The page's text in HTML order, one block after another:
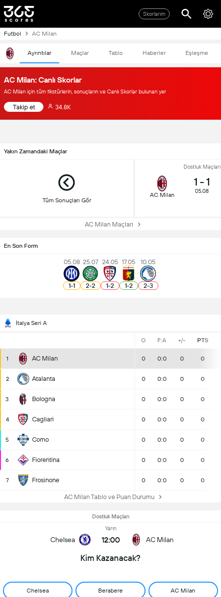
Skorlarım
Futbol AC Milan
Ayrıntılar Maçlar Tablo Haberler Eşleşme
AC Milan: Canlı Skorlar
AC Milan için tüm fikstürlerin, sonuçların ve Canlı Skorlar bulunan yer
Takip et 34.8K
Yakın Zamandaki Maçlar
Tüm Sonuçları Gör
Dostluk Maçları
AC Milan
1 - 1
05.08
AC Milan Maçları
En Son Form
05.08
1-1
25.07
2-2
24.05
1-2
17.05
1-2
10.05
2-3
İtalya Seri A
O F:A +/- PTS
1 AC Milan 0 0:0 0 0
2 Atalanta 0 0:0 0 0
3 Bologna 0 0:0 0 0
4 Cagliari 0 0:0 0 0
5 Como 0 0:0 0 0
6 Fiorentina 0 0:0 0 0
7 Frosinone 0 0:0 0 0
AC Milan Tablo ve Puan Durumu
Dostluk Maçları
Chelsea
Yarın
12:00 AC Milan
Kim Kazanacak?
Chelsea Berabere AC Milan